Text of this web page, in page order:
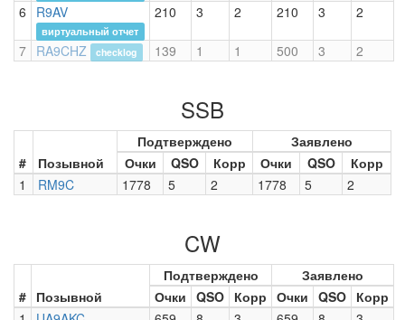
6 R9AV
виртуальный отчет
210 3 2 210 3 2
7 RA9CHZ checklog 139 1 1 500 3 2
SSB
# Позывной
Подтверждено
Заявлено
Очки
QSO Корр Очки QSO
Корр
1
RM9C 1778 5 2 1778 5 2
CW
# Позывной
Подтверждено
Заявлено
Очки QSO Корр Очки QSO Корр